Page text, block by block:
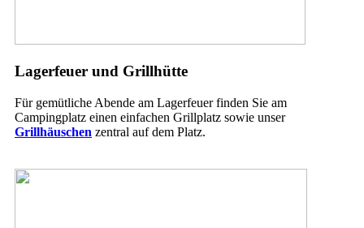
Lagerfeuer und Grillhütte
Für gemütliche Abende am Lagerfeuer finden Sie am
Campingplatz einen einfachen Grillplatz sowie unser
Grillhäuschen zentral auf dem Platz.